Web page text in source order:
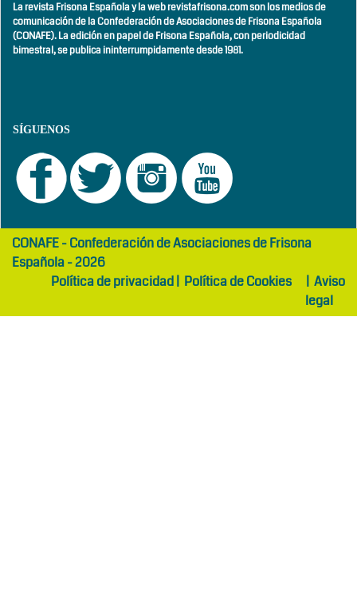
La revista Frisona Española y la web revistafrisona.com son los medios de
comunicación de la Confederación de Asociaciones de Frisona Española
(CONAFE). La edición en papel de Frisona Española, conperiodicidad
bimestral,se publica ininterrumpidamente desde 1981.
SÍGUENOS
girls
abaya
maltepe
otelCONAFE - Confederación de Asociaciones de Frisona
Española - 2026
Política de privacidad| Política de Cookies | Aviso
legal